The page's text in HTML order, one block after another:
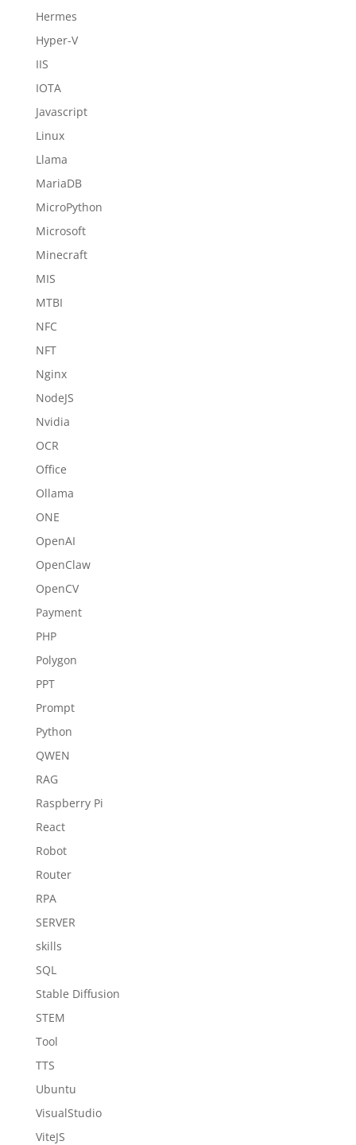
Hermes
Hyper-V
IIS
IOTA
Javascript
Linux
Llama
MariaDB
MicroPython
Microsoft
Minecraft
MIS
MTBI
NFC
NFT
Nginx
NodeJS
Nvidia
OCR
Office
Ollama
ONE
OpenAI
OpenClaw
OpenCV
Payment
PHP
Polygon
PPT
Prompt
Python
QWEN
RAG
Raspberry Pi
React
Robot
Router
RPA
SERVER
skills
SQL
Stable Diffusion
STEM
Tool
TTS
Ubuntu
VisualStudio
ViteJS